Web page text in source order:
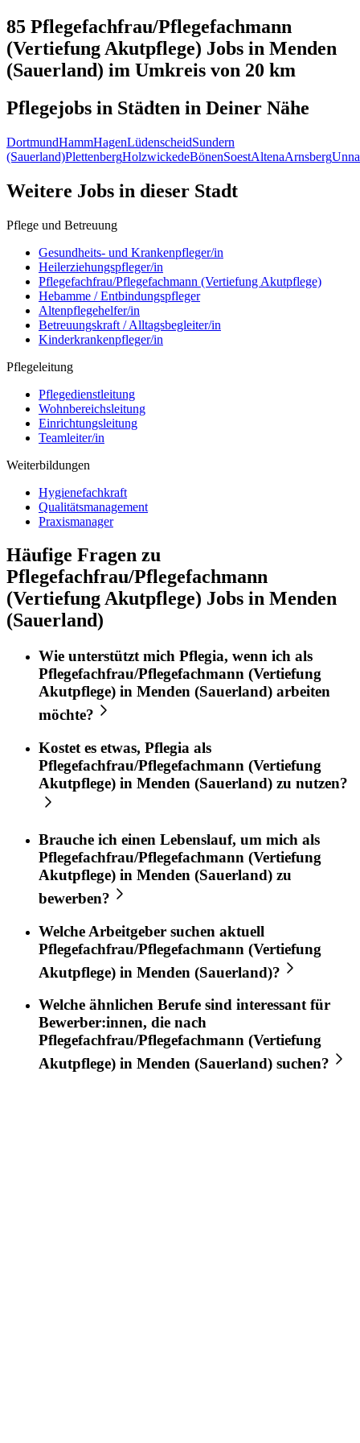
85 Pflegefachfrau/Pflegefachmann
(Vertiefung Akutpflege) Jobs in Menden
(Sauerland) im Umkreis von 20 km
Pflegejobs in Städten in Deiner Nähe
DortmundHammHagenLüdenscheidSundern
(Sauerland)PlettenbergHolzwickedeBönenSoestAltenaArnsbergUnna
Weitere Jobs in dieser Stadt
Pflege und Betreuung
Gesundheits- und Krankenpfleger/in
Heilerziehungspfleger/in
Pflegefachfrau/Pflegefachmann (Vertiefung Akutpflege)
Hebamme / Entbindungspfleger
Altenpflegehelfer/in
Betreuungskraft / Alltagsbegleiter/in
Kinderkrankenpfleger/in
Pflegeleitung
Pflegedienstleitung
Wohnbereichsleitung
Einrichtungsleitung
Teamleiter/in
Weiterbildungen
Hygienefachkraft
Qualitätsmanagement
Praxismanager
Häufige Fragen zu
Pflegefachfrau/Pflegefachmann
(Vertiefung Akutpflege) Jobs in Menden
(Sauerland)
Wie unterstützt mich Pflegia, wenn ich als
Pflegefachfrau/Pflegefachmann (Vertiefung
Akutpflege) in Menden (Sauerland) arbeiten
möchte?
Kostet es etwas, Pflegia als
Pflegefachfrau/Pflegefachmann (Vertiefung
Akutpflege) in Menden (Sauerland) zu nutzen?
Brauche ich einen Lebenslauf, um mich als
Pflegefachfrau/Pflegefachmann (Vertiefung
Akutpflege) in Menden (Sauerland) zu
bewerben?
Welche Arbeitgeber suchen aktuell
Pflegefachfrau/Pflegefachmann (Vertiefung
Akutpflege) in Menden (Sauerland)?
Welche ähnlichen Berufe sind interessant für
Bewerber:innen, die nach
Pflegefachfrau/Pflegefachmann (Vertiefung
Akutpflege) in Menden (Sauerland) suchen?